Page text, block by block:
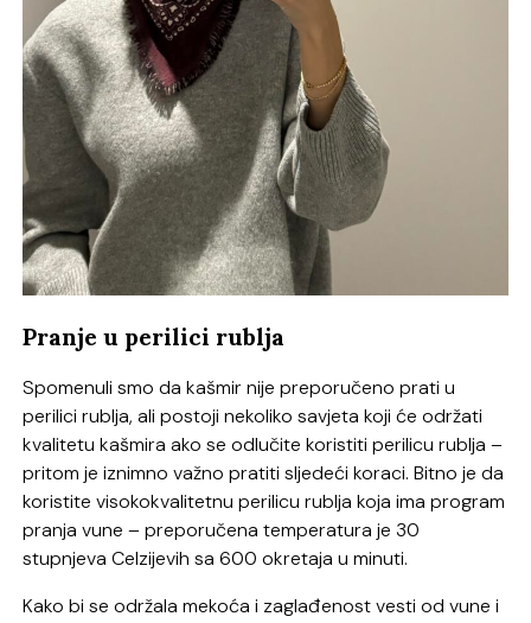
Pranje u perilici rublja
Spomenuli smo da kašmir nije preporučeno prati u
perilici rublja, ali postoji nekoliko savjeta koji će održati
kvalitetu kašmira ako se odlučite koristiti perilicu rublja –
pritom je iznimno važno pratiti sljedeći koraci. Bitno je da
koristite visokokvalitetnu perilicu rublja koja ima program
pranja vune – preporučena temperatura je 30
stupnjeva Celzijevih sa 600 okretaja u minuti.
Kako bi se održala mekoća i zaglađenost vesti od vune i